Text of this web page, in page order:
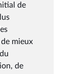
de
mieux
de